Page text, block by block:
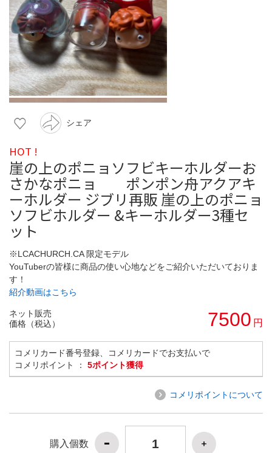
シェア
HOT !
崖の上のポニョソフビキーホルダーお
さかなポニョ ポンポン舟アクアキ
ーホルダー ジブリ再販 崖の上のポニョ
ソフビホルダー &キーホルダー3種セ
ット
※LCACHURCH.CA 限定モデル
YouTuberの皆様に商品の使い心地などをご紹介いただいておりま
す！
紹介動画はこちら
ネット販売
価格（税込）
7500 円
コメリカード番号登録、コメリカードでお支払いで
コメリポイント ： 5ポイント獲得
コメリポイントについて
購入個数